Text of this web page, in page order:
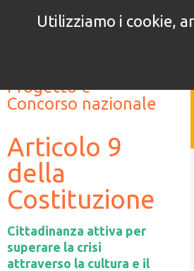
Progetto e
Concorso nazionale
Articolo 9
della
Costituzione
Cittadinanza attiva per
superare la crisi
attraverso la cultura e il
Utilizziamo i cookie,